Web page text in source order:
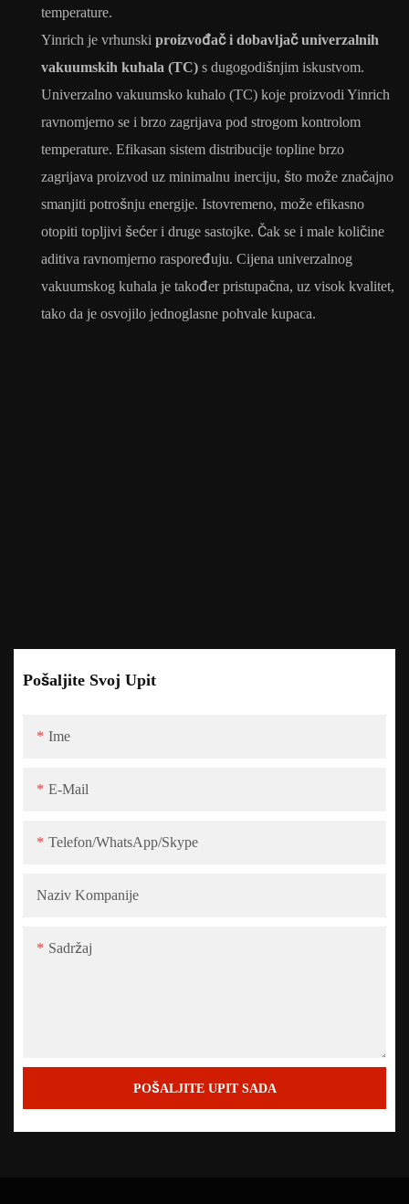
Pošaljite Svoj Upit
Ime
E-Mail
Telefon/WhatsApp/Skype
Naziv Kompanije
Sadržaj
POŠALJITE UPIT SADA
temperature.
Yinrich je vrhunski proizvođač i dobavljač univerzalnih
vakuumskih kuhala (TC) s dugogodišnjim iskustvom.
Univerzalno vakuumsko kuhalo (TC) koje proizvodi Yinrich
ravnomjerno se i brzo zagrijava pod strogom kontrolom
temperature. Efikasan sistem distribucije topline brzo
zagrijava proizvod uz minimalnu inerciju, što može značajno
smanjiti potrošnju energije. Istovremeno, može efikasno
otopiti topljivi šećer i druge sastojke. Čak se i male količine
aditiva ravnomjerno raspoređuju. Cijena univerzalnog
vakuumskog kuhala je također pristupačna, uz visok kvalitet,
tako da je osvojilo jednoglasne pohvale kupaca.